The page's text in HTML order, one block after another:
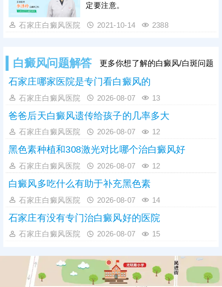
定要注意。
石家庄白癜风医院 2021-10-14 2388
白癜风问题解答 更多你想了解的白癜风/白斑问题
石家庄哪家医院是专门看白癜风的
石家庄白癜风医院 2026-08-07 13
爸爸后天白癜风遗传给孩子的几率多大
石家庄白癜风医院 2026-08-07 12
黑色素种植和308激光对比哪个治白癜风好
石家庄白癜风医院 2026-08-07 12
白癜风多吃什么有助于补充黑色素
石家庄白癜风医院 2026-08-07 14
石家庄有没有专门治白癜风好的医院
石家庄白癜风医院 2026-08-07 15